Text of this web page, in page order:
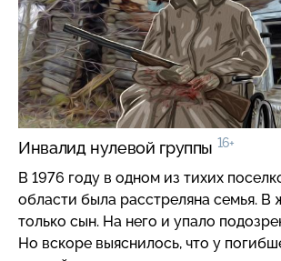
Инвалид нулевой группы 16+
В 1976 году в одном из тихих
области была расстреляна семья. В
только сын. На него и упало
Но вскоре выяснилось, что у